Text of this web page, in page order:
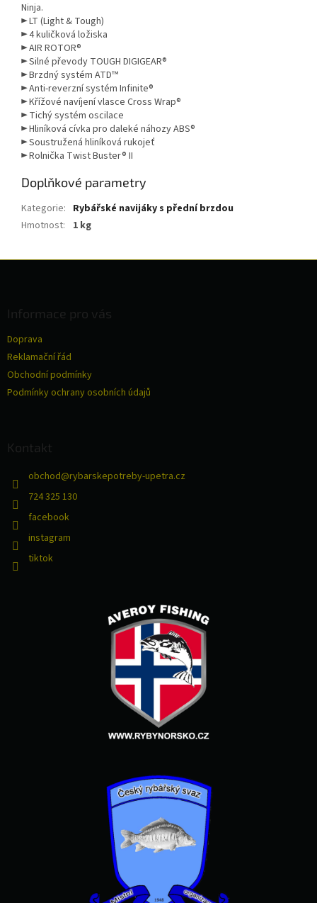
Ninja.
► LT (Light & Tough)
► 4 kuličková ložiska
► AIR ROTOR®
► Silné převody TOUGH DIGIGEAR®
► Brzdný systém ATD™
► Anti-reverzní systém Infinite®
► Křížové navíjení vlasce Cross Wrap®
► Tichý systém oscilace
► Hliníková cívka pro daleké náhozy ABS®
► Soustružená hliníková rukojeť
► Rolnička Twist Buster® II
Doplňkové parametry
Kategorie: Rybářské navijáky s přední brzdou
Hmotnost: 1 kg
Informace pro vás
Doprava
Reklamační řád
Obchodní podmínky
Podmínky ochrany osobních údajů
Kontakt
obchod@rybarskepotreby-upetra.cz
724 325 130
facebook
instagram
tiktok